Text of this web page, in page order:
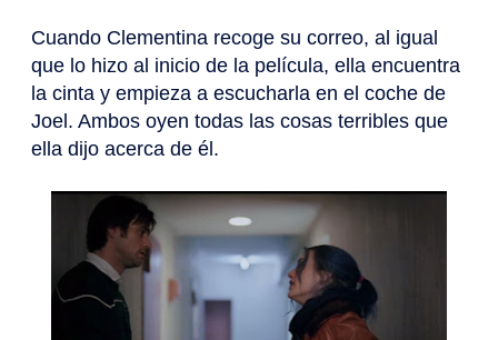
Cuando Clementina recoge su correo, al igual
que lo hizo al inicio de la película, ella encuentra
la cinta y empieza a escucharla en el coche de
Joel. Ambos oyen todas las cosas terribles que
ella dijo acerca de él.